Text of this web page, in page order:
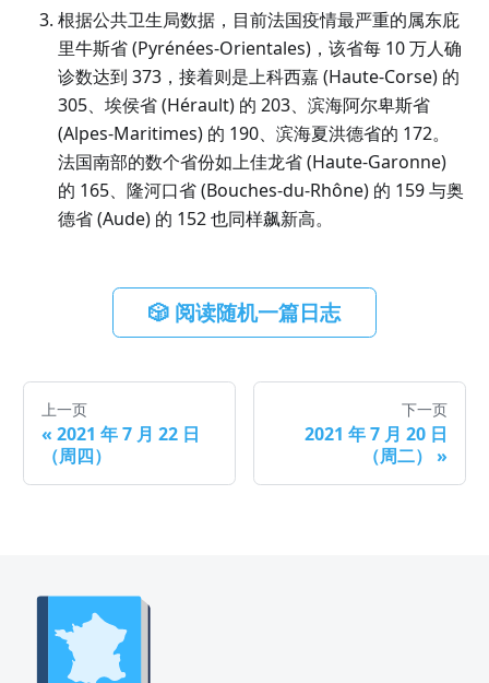
根据公共卫生局数据，目前法国疫情最严重的属东庇
里牛斯省 (Pyrénées-Orientales)，该省每 10 万人确
诊数达到 373，接着则是上科西嘉 (Haute-Corse) 的
305、埃侯省 (Hérault) 的 203、滨海阿尔卑斯省
(Alpes-Maritimes) 的 190、滨海夏洪德省的 172。
法国南部的数个省份如上佳龙省 (Haute-Garonne)
的 165、隆河口省 (Bouches-du-Rhône) 的 159 与奥
德省 (Aude) 的 152 也同样飙新高。
🎲 阅读随机一篇日志
上一页
« 2021 年 7 月 22 日
（周四）
下一页
2021 年 7 月 20 日
（周二）
»